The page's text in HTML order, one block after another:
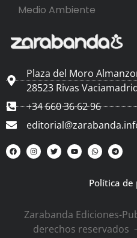
Medio Ambiente
Plaza del Moro
28523 Rivas
+34 660 36 62 96
Política de
Zarabanda Ediciones-
derechos reservados